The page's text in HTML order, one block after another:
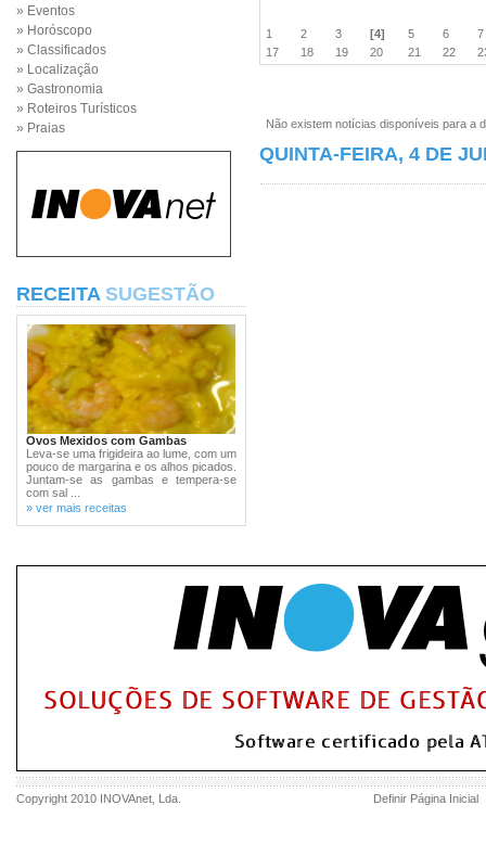
» Eventos
» Horóscopo
» Classificados
» Localização
» Gastronomia
» Roteiros Turísticos
» Praias
RECEITA SUGESTÃO
Ovos Mexidos com Gambas
Leva-se uma frigideira ao lume, com um
pouco de margarina e os alhos picados.
Juntam-se as gambas e tempera-se
com sal ...
» ver mais receitas
1 2 3 [4] 5 6
17
18 19 20 21 22
Não existem notícias disponíveis para a
QUINTA-FEIRA, 4 DE
Copyright 2010 INOVAnet , Lda. Definir Página Inicial